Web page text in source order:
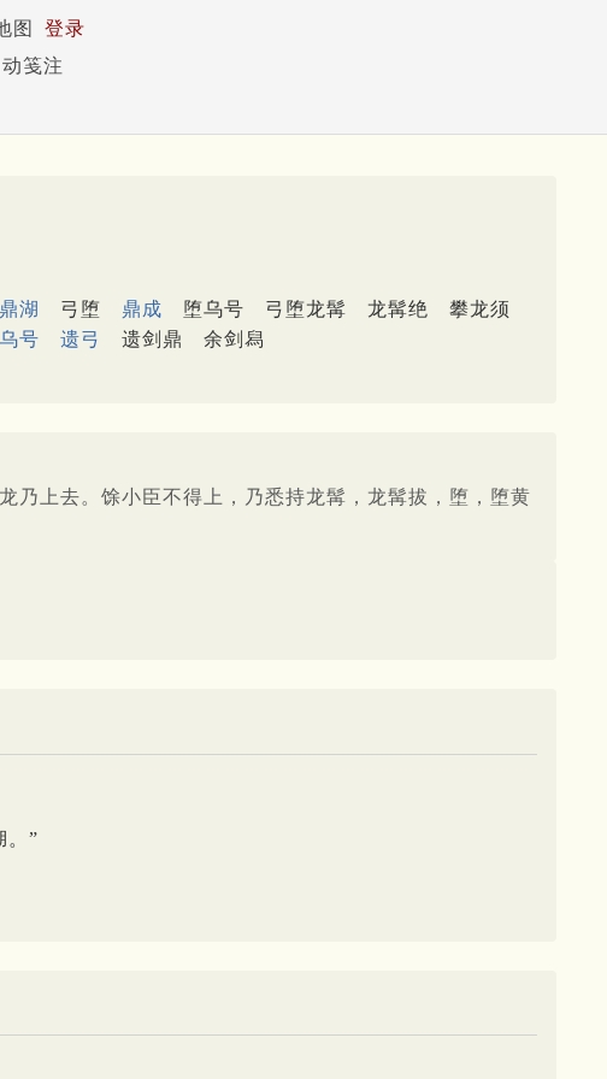
图
登录
动笺注
鼎湖 弓堕 鼎成 堕乌号 弓堕龙髯 龙髯绝
攀龙须
乌号 遗弓 遗剑鼎
余剑舄
乃上去。馀小臣不得上，乃悉持龙髯，龙髯拔，堕，堕黄
。”